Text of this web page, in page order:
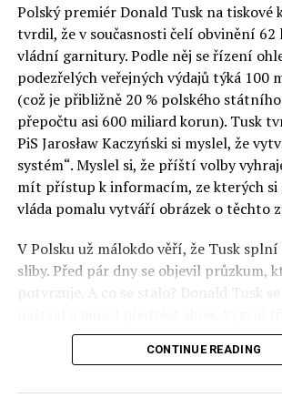
Otázky spojené s vývojem umělé
fóru AI zvláště diskutovanou oblastí.
zahrnovat vyhrazenou tematickou trať
panelů, prezentací, workshopů a
Budou diskutovány klíčové otázky vlivu
inteligence ve společnosti, ale i v
komerčních služeb. Budou se
výzvy, kterým bude muset trh čelit tváří
technologickým změnám. Účastníci fóra
technologií umělé inteligence v mnoha
umožní Evropské unii obnovit
vztahu ke globálním ekonomikám a
Polský premiér Donald Tusk na tiskové
tvrdil, že v současnosti čelí obvinění
vládní garnitury. Podle něj se řízení
podezřelých veřejných výdajů týká 100
(což je přibližně 20 % polského
přepočtu asi 600 miliard korun). Tusk
PiS Jarosław Kaczyński si myslel, že
systém“. Myslel si, že příští volby
mít přístup k informacím, ze kterých si
vláda pomalu vytváří obrázek o těchto
V Polsku už málokdo věří, že Tusk
sliby. Před pár dny se objevil průzkum,
potvrzuje. A co se stalo? Donald Tusk se
před kamerami podepsali dohodu o
ti poslušně ono divadlo předvedli.
CONTINUE READING